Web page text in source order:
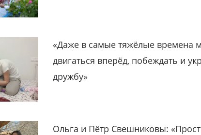
«Даже в самые тяжёлые времена
двигаться вперёд, побеждать и
дружбу»
Ольга и Пётр Свешниковы: